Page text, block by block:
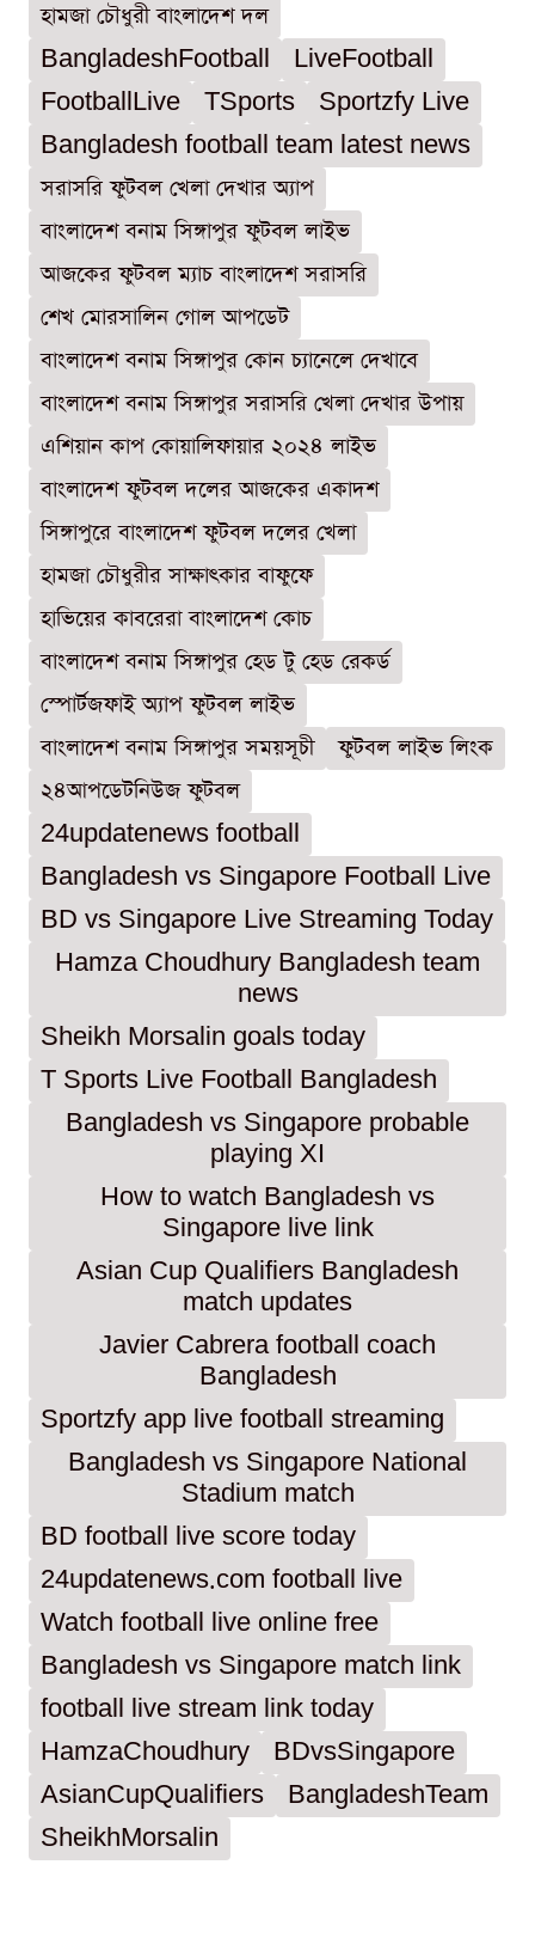
হামজা চৌধুরী বাংলাদেশ দল
BangladeshFootball
LiveFootball
FootballLive
TSports
Sportzfy Live
Bangladesh football team latest news
সরাসরি ফুটবল খেলা দেখার অ্যাপ
বাংলাদেশ বনাম সিঙ্গাপুর ফুটবল লাইভ
আজকের ফুটবল ম্যাচ বাংলাদেশ সরাসরি
শেখ মোরসালিন গোল আপডেট
বাংলাদেশ বনাম সিঙ্গাপুর কোন চ্যানেলে দেখাবে
বাংলাদেশ বনাম সিঙ্গাপুর সরাসরি খেলা দেখার উপায়
এশিয়ান কাপ কোয়ালিফায়ার ২০২৪ লাইভ
বাংলাদেশ ফুটবল দলের আজকের একাদশ
সিঙ্গাপুরে বাংলাদেশ ফুটবল দলের খেলা
হামজা চৌধুরীর সাক্ষাৎকার বাফুফে
হাভিয়ের কাবরেরা বাংলাদেশ কোচ
বাংলাদেশ বনাম সিঙ্গাপুর হেড টু হেড রেকর্ড
স্পোর্টজফাই অ্যাপ ফুটবল লাইভ
বাংলাদেশ বনাম সিঙ্গাপুর সময়সূচী
ফুটবল লাইভ লিংক
২৪আপডেটনিউজ ফুটবল
24updatenews football
Bangladesh vs Singapore Football Live
BD vs Singapore Live Streaming Today
Hamza Choudhury Bangladesh team
news
Sheikh Morsalin goals today
T Sports Live Football Bangladesh
Bangladesh vs Singapore probable
playing XI
How to watch Bangladesh vs
Singapore live link
Asian Cup Qualifiers Bangladesh
match updates
Javier Cabrera football coach
Bangladesh
Sportzfy app live football streaming
Bangladesh vs Singapore National
Stadium match
BD football live score today
24updatenews.com football live
Watch football live online free
Bangladesh vs Singapore match link
football live stream link today
HamzaChoudhury
BDvsSingapore
AsianCupQualifiers
BangladeshTeam
SheikhMorsalin